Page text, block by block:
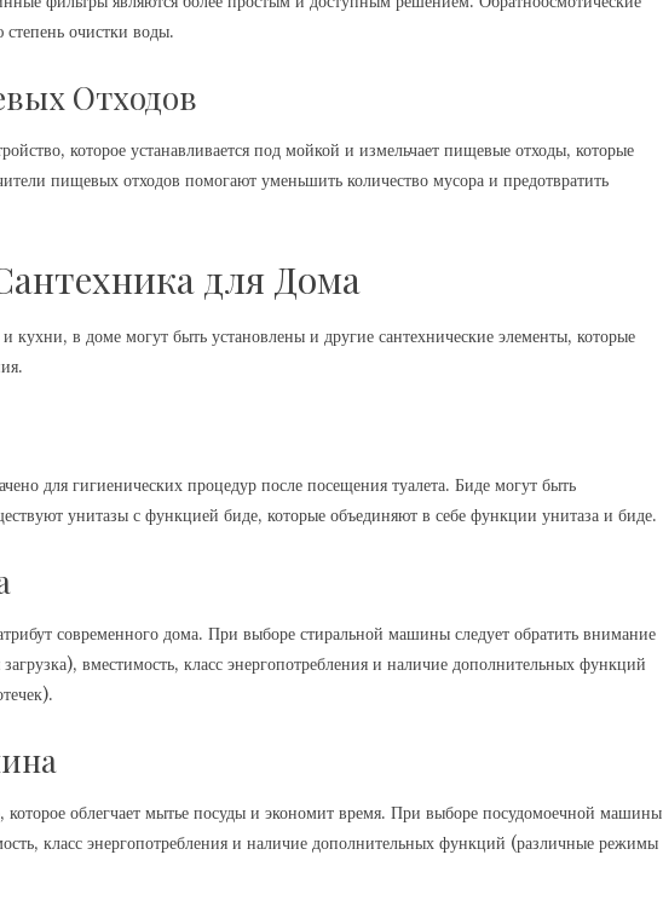
очистки воды.
Отходов
которое устанавливается под мойкой и измельчает пищевые отходы, которые
пищевых отходов помогают уменьшить количество мусора и предотвратить
для Дома
в доме могут быть установлены и другие сантехнические элементы, которые
для гигиенических процедур после посещения туалета. Биде могут быть
унитазы с функцией биде, которые объединяют в себе функции унитаза и биде.
современного дома. При выборе стиральной машины следует обратить внимание
вместимость, класс энергопотребления и наличие дополнительных функций
облегчает мытье посуды и экономит время. При выборе посудомоечной машины
класс энергопотребления и наличие дополнительных функций (различные режимы